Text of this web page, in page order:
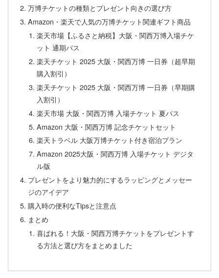
万博チケットの種類とプレゼント向きの選び方
Amazon・楽天で人気の万博チケット関連ギフト商品
楽天市場【ふるさと納税】大阪・関西万博入場チケ
ット 通期パス
楽天チケット 2025 大阪・関西万博 一日券（超早期
購入割引）
楽天チケット 2025 大阪・関西万博 一日券（早期購
入割引）
楽天市場 大阪・関西万博 入場チケット 夏パス
Amazon 大阪・関西万博 記念チケットセット
楽天トラベル 大阪万博チケット付き宿泊プラン
Amazon 2025大阪・関西万博 入場チケット デジタ
ル版
プレゼントをより魅力的にするラッピングとメッセー
ジのアイデア
購入時の便利なTipsと注意点
まとめ
喜ばれる！大阪・関西万博チケットをプレゼントす
る方法と選び方をまとめました